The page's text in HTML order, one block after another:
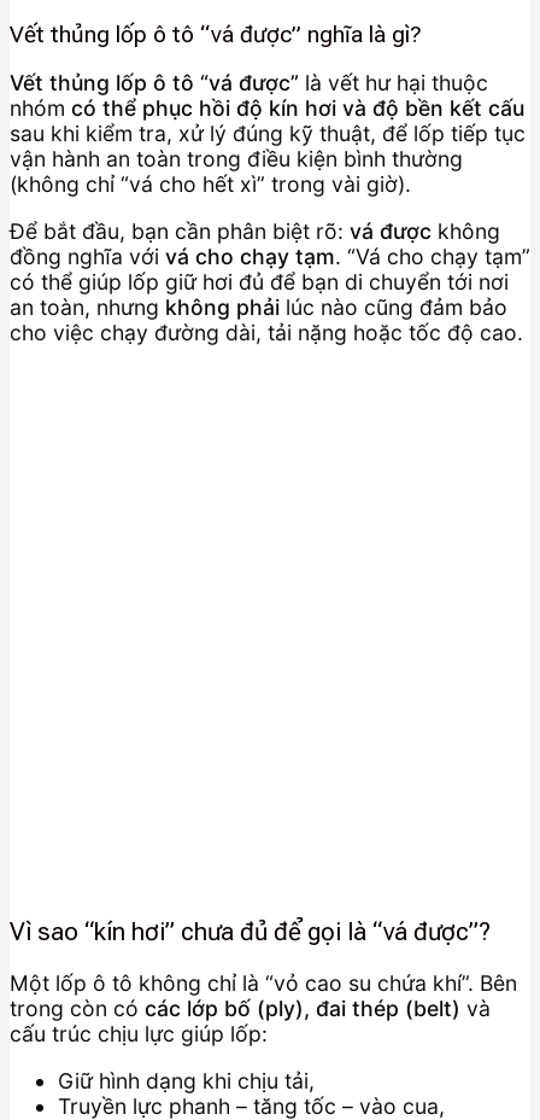
Vết thủng lốp ô tô “vá được” nghĩa là gì?
Vết thủng lốp ô tô “vá được” là vết hư hại thuộc
nhóm có thể phục hồi độ kín hơi và độ bền kết cấu
sau khi kiểm tra, xử lý đúng kỹ thuật, để lốp tiếp tục
vận hành an toàn trong điều kiện bình thường
(không chỉ “vá cho hết xì” trong vài giờ).
Để bắt đầu, bạn cần phân biệt rõ: vá được không
đồng nghĩa với vá cho chạy tạm. “Vá cho chạy tạm”
có thể giúp lốp giữ hơi đủ để bạn di chuyển tới nơi
an toàn, nhưng không phải lúc nào cũng đảm bảo
cho việc chạy đường dài, tải nặng hoặc tốc độ cao.
Vì sao “kín hơi” chưa đủ để gọi là “vá được”?
Một lốp ô tô không chỉ là “vỏ cao su chứa khí”. Bên
trong còn có các lớp bố (ply), đai thép (belt) và
cấu trúc chịu lực giúp lốp:
Giữ hình dạng khi chịu tải,
Truyền lực phanh – tăng tốc – vào cua,